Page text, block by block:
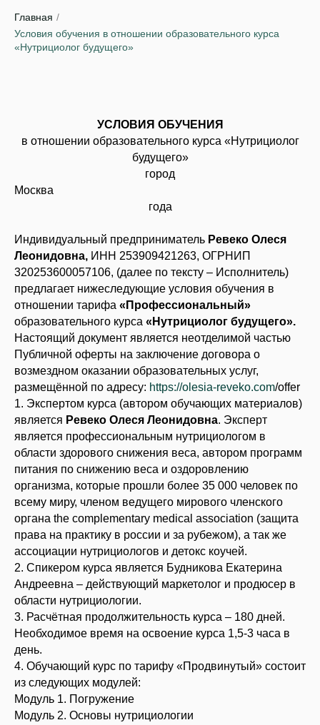
Главная /
Условия обучения в отношении образовательного курса
«Нутрициолог будущего»
УСЛОВИЯ ОБУЧЕНИЯ
в отношении образовательного курса «Нутрициолог
будущего»
город
Москва
года
Индивидуальный предприниматель Ревеко Олеся
Леонидовна, ИНН 253909421263, ОГРНИП
320253600057106, (далее по тексту – Исполнитель)
предлагает нижеследующие условия обучения в
отношении тарифа «Профессиональный»
образовательного курса «Нутрициолог будущего».
Настоящий документ является неотделимой частью
Публичной оферты на заключение договора о
возмездном оказании образовательных услуг,
размещённой по адресу: https://olesia-reveko.com/offer
1. Экспертом курса (автором обучающих материалов)
является Ревеко Олеся Леонидовна. Эксперт
является профессиональным нутрициологом в
области здорового снижения веса, автором программ
питания по снижению веса и оздоровлению
организма, которые прошли более 35 000 человек по
всему миру, членом ведущего мирового членского
органа the complementary medical association (защита
права на практику в россии и за рубежом), а так же
ассоциации нутрициологов и детокс коучей.
2. Спикером курса является Будникова Екатерина
Андреевна – действующий маркетолог и продюсер в
области нутрициологии.
3. Расчётная продолжительность курса – 180 дней.
Необходимое время на освоение курса 1,5-3 часа в
день.
4. Обучающий курс по тарифу «Продвинутый» состоит
из следующих модулей:
Модуль 1. Погружение
Модуль 2. Основы нутрициологии